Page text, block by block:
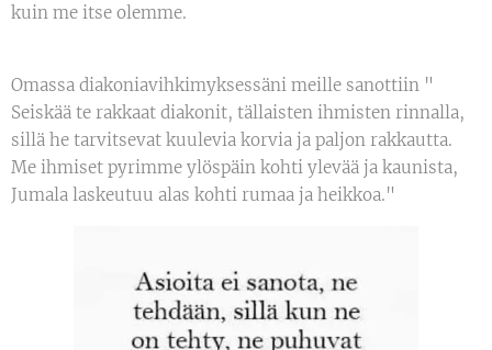
kuin me itse olemme.
Omassa diakoniavihkimyksessäni meille sanottiin "
Seiskää te rakkaat diakonit, tällaisten ihmisten rinnalla,
sillä he tarvitsevat kuulevia korvia ja paljon rakkautta.
Me ihmiset pyrimme ylöspäin kohti ylevää ja kaunista,
Jumala laskeutuu alas kohti rumaa ja heikkoa."